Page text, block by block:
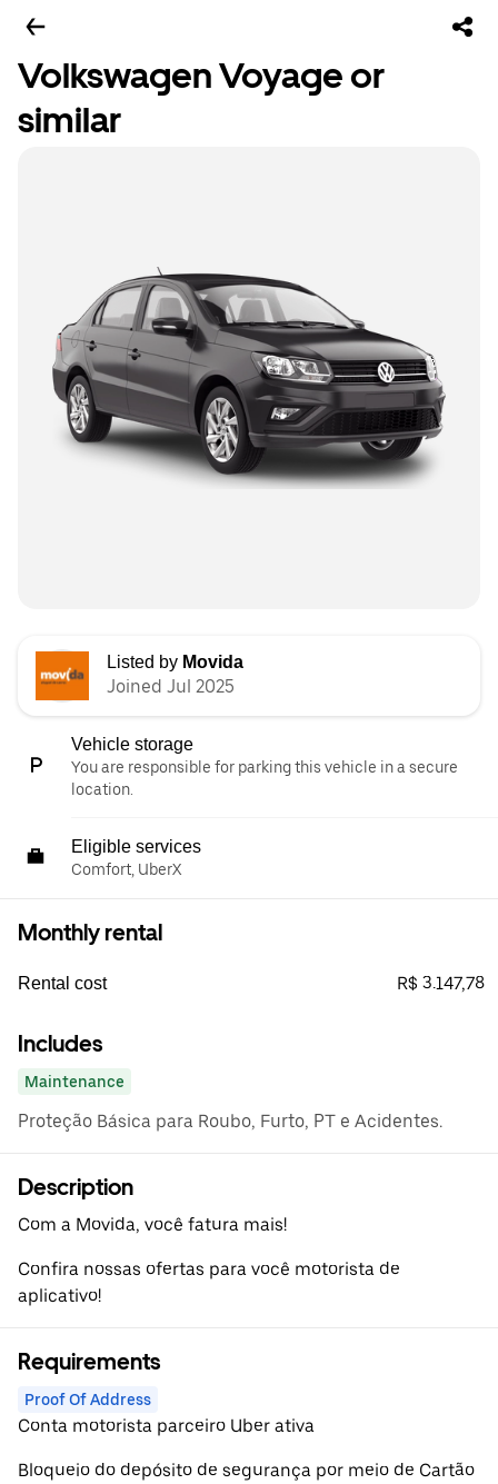
Volkswagen Voyage or
similar
Listed by Movida
Joined Jul 2025
Vehicle storage
You are responsible for parking this vehicle in a secure
location.
Eligible services
Comfort, UberX
Monthly rental
Rental cost R$ 3.147,78
Includes
Maintenance
Proteção Básica para Roubo, Furto, PT e Acidentes.
Description
Com a Movida, você fatura mais!
Confira nossas ofertas para você motorista de
aplicativo!
Requirements
Proof Of Address
Conta motorista parceiro Uber ativa
Bloqueio do depósito de segurança por meio de Cartão